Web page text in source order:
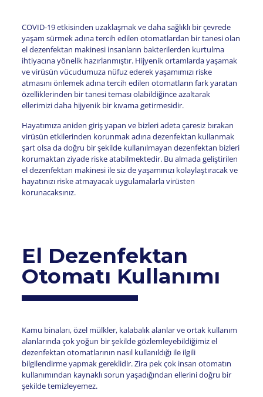
COVID-19 etkisinden uzaklaşmak ve daha sağlıklı bir çevrede
yaşam sürmek adına tercih edilen otomatlardan bir tanesi olan
el dezenfektan makinesi insanların bakterilerden kurtulma
ihtiyacına yönelik hazırlanmıştır. Hijyenik ortamlarda yaşamak
ve virüsün vücudumuza nüfuz ederek yaşamımızı riske
atmasını önlemek adına tercih edilen otomatların fark yaratan
özelliklerinden bir tanesi teması olabildiğince azaltarak
ellerimizi daha hijyenik bir kıvama getirmesidir.
Hayatımıza aniden giriş yapan ve bizleri adeta çaresiz bırakan
virüsün etkilerinden korunmak adına dezenfektan kullanmak
şart olsa da doğru bir şekilde kullanılmayan dezenfektan bizleri
korumaktan ziyade riske atabilmektedir. Bu almada geliştirilen
el dezenfektan makinesi ile siz de yaşamınızı kolaylaştıracak ve
hayatınızı riske atmayacak uygulamalarla virüsten
korunacaksınız.
El Dezenfektan
Otomatı Kullanımı
Kamu binaları, özel mülkler, kalabalık alanlar ve ortak kullanım
alanlarında çok yoğun bir şekilde gözlemleyebildiğimiz el
dezenfektan otomatlarının nasıl kullanıldığı ile ilgili
bilgilendirme yapmak gereklidir. Zira pek çok insan otomatın
kullanımından kaynaklı sorun yaşadığından ellerini doğru bir
şekilde temizleyemez.